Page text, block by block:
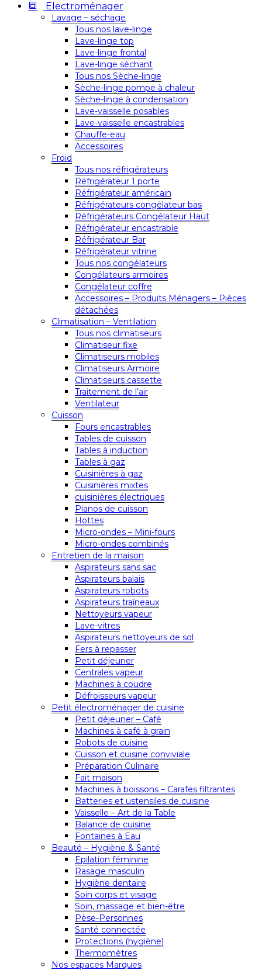
Electroménager
Lavage – séchage
Tous nos lave-linge
Lave-linge top
Lave-linge frontal
Lave-linge séchant
Tous nos Sèche-linge
Sèche-linge pompe à chaleur
Sèche-linge à condensation
Lave-vaisselle posables
Lave-vaisselle encastrables
Chauffe-eau
Accessoires
Froid
Tous nos réfrigérateurs
Réfrigérateur 1 porte
Réfrigérateur américain
Réfrigérateurs congélateur bas
Réfrigérateurs Congélateur Haut
Réfrigérateur encastrable
Réfrigérateur Bar
Réfrigérateur vitrine
Tous nos congélateurs
Congélateurs armoires
Congélateur coffre
Accessoires – Produits Ménagers – Pièces
détachées
Climatisation – Ventilation
Tous nos climatiseurs
Climatiseur fixe
Climatiseurs mobiles
Climatiseurs Armoire
Climatiseurs cassette
Traitement de l’air
Ventilateur
Cuisson
Fours encastrables
Tables de cuisson
Tables à induction
Tables à gaz
Cuisinières à gaz
Cuisinières mixtes
cuisinières électriques
Pianos de cuisson
Hottes
Micro-ondes – Mini-fours
Micro-ondes combinés
Entretien de la maison
Aspirateurs sans sac
Aspirateurs balais
Aspirateurs robots
Aspirateurs traîneaux
Nettoyeurs vapeur
Lave-vitres
Aspirateurs nettoyeurs de sol
Fers à repasser
Petit déjeuner
Centrales vapeur
Machines à coudre
Défroisseurs vapeur
Petit électroménager de cuisine
Petit déjeuner – Café
Machines à café à grain
Robots de cuisine
Cuisson et cuisine conviviale
Préparation Culinaire
Fait maison
Machines à boissons – Carafes filtrantes
Batteries et ustensiles de cuisine
Vaisselle – Art de la Table
Balance de cuisine
Fontaines à Eau
Beauté – Hygiène & Santé
Epilation féminine
Rasage masculin
Hygiène dentaire
Soin corps et visage
Soin, massage et bien-être
Pèse-Personnes
Santé connectée
Protections (hygiène)
Thermomètres
Nos espaces Marques